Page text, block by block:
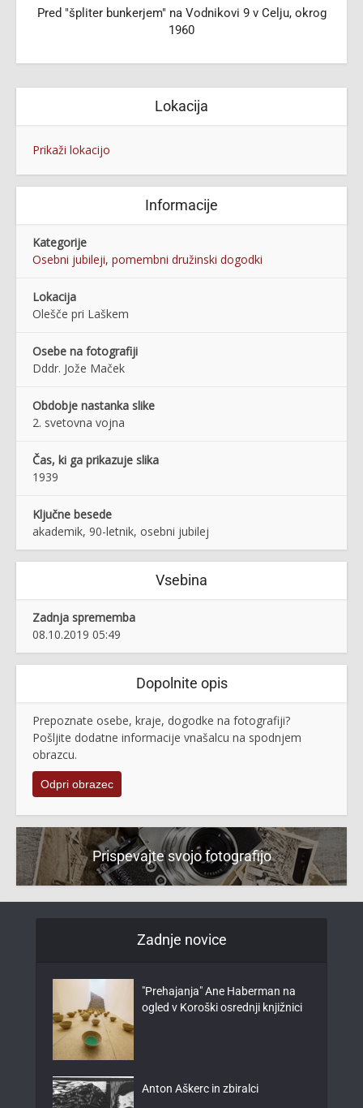
Pred "špliter bunkerjem" na Vodnikovi 9 v Celju, okrog
1960
Lokacija
Prikaži lokacijo
Informacije
Kategorije
Osebni jubileji, pomembni družinski dogodki
Lokacija
Olešče pri Laškem
Osebe na fotografiji
Dddr. Jože Maček
Obdobje nastanka slike
2. svetovna vojna
Čas, ki ga prikazuje slika
1939
Ključne besede
akademik, 90-letnik, osebni jubilej
Vsebina
Zadnja sprememba
08.10.2019 05:49
Dopolnite opis
Prepoznate osebe, kraje, dogodke na fotografiji?
Pošljite dodatne informacije vnašalcu na spodnjem
obrazcu.
Odpri obrazec
Prispevajte svojo fotografijo
Zadnje novice
"Prehajanja" Ane Haberman na
ogled v Koroški osrednji knjižnici
Anton Aškerc in zbiralci